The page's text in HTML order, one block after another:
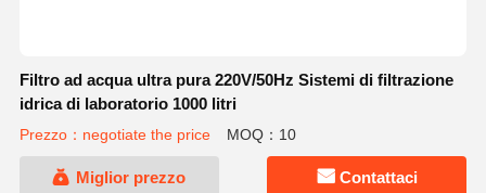
Filtro ad acqua ultra pura 220V/50Hz Sistemi di filtrazione
idrica di laboratorio 1000 litri
Prezzo：negotiate the price MOQ：10
Miglior prezzo Contattaci